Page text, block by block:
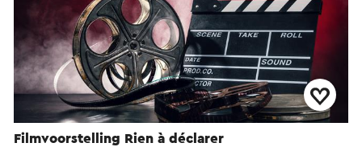
Filmvoorstelling Rien à déclarer